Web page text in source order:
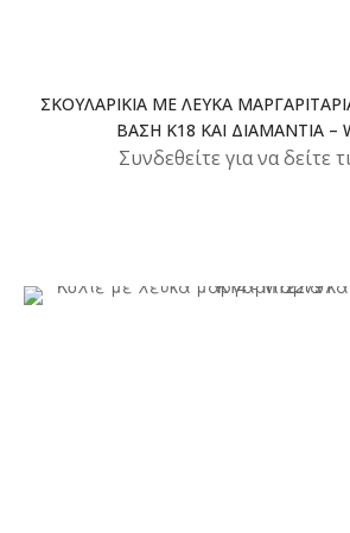
ΣΚΟΥΛΑΡΊΚΙΑ ΜΕ ΛΕΥΚΆ
ΒΆΣΗ
Συνδεθείτε για να δείτε